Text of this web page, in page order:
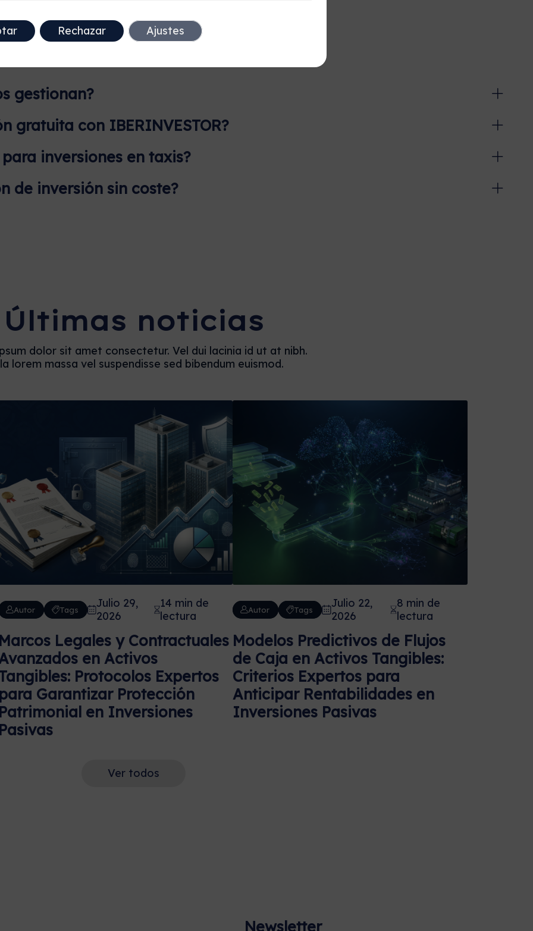
frecuentes
gestionan?
gratuita con IBERINVESTOR?
inversiones en taxis?
de inversión sin coste?
Últimas noticias
dolor sit amet consectetur. Vel dui lacinia id ut at nibh.
lorem massa vel suspendisse sed bibendum euismod.
Autor Tags
Julio 29,
2026
14 min de
lectura
Marcos Legales y Contractuales
en Activos
Protocolos Expertos
para Garantizar Protección
Patrimonial en Inversiones
Pasivas
Autor Tags
Julio 22,
2026
8 min de
lectura
Modelos Predictivos de Flujos
de Caja en Activos Tangibles:
Criterios Expertos para
Anticipar Rentabilidades en
Inversiones Pasivas
Ver todos
Newsletter
Rechazar Ajustes